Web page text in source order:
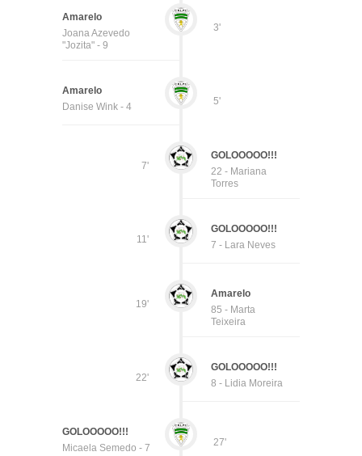
3'
Amarelo
Joana Azevedo
"Jozita" - 9
5'
Amarelo
Danise Wink - 4
7'
GOLOOOOO!!!
22 - Mariana
Torres
11'
GOLOOOOO!!!
7 - Lara Neves
19'
Amarelo
85 - Marta
Teixeira
22'
GOLOOOOO!!!
8 - Lidia Moreira
27'
GOLOOOOO!!!
Micaela Semedo - 7